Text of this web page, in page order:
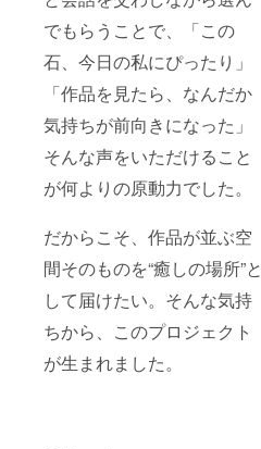
でもらうことで、「この
石、今日の私にぴったり」
「作品を見たら、なんだか
気持ちが前向きになった」
そんな声をいただけること
が何よりの原動力でした。
だからこそ、作品が並ぶ空
間そのものを“癒しの場所”と
して届けたい。そんな気持
ちから、このプロジェクト
が生まれました。